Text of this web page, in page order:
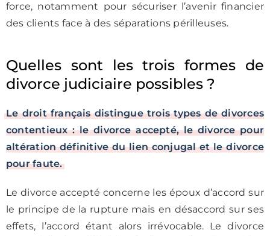
force, notamment pour sécuriser l’avenir financier
des clients face à des séparations périlleuses.
Quelles sont les trois formes de
divorce judiciaire possibles ?
Le droit français distingue trois types de divorces
contentieux : le divorce accepté, le divorce pour
altération définitive du lien conjugal et le divorce
pour faute.
Le divorce accepté concerne les époux d’accord sur
le principe de la rupture mais en désaccord sur ses
effets, l’accord étant alors irrévocable. Le divorce